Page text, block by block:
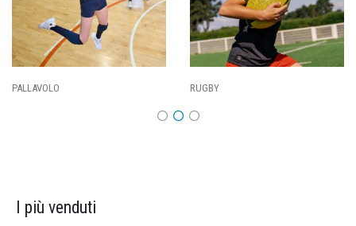
PALLAVOLO RUGBY
I più venduti